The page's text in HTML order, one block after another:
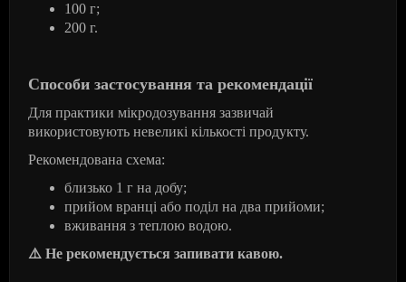
100 г;
200 г.
Способи застосування та рекомендації
Для практики мікродозування зазвичай
використовують невеликі кількості продукту.
Рекомендована схема:
близько 1 г на добу;
прийом вранці або поділ на два прийоми;
вживання з теплою водою.
⚠ ️ Не рекомендується запивати кавою.